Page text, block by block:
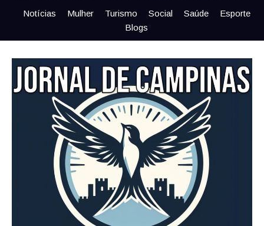
Notícias Mulher Turismo Social Saúde
Esporte
Blogs